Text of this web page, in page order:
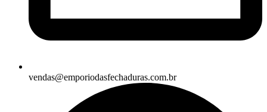
vendas@emporiodasfechaduras.com.br